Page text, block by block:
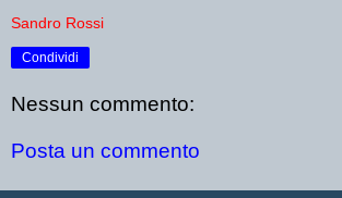
Sandro Rossi
Condividi
Nessun commento:
Posta un commento